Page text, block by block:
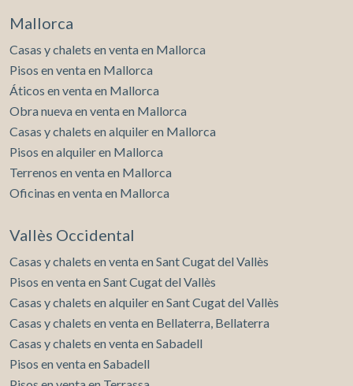
Mallorca
Casas y chalets en venta en Mallorca
Pisos en venta en Mallorca
Áticos en venta en Mallorca
Obra nueva en venta en Mallorca
Casas y chalets en alquiler en Mallorca
Pisos en alquiler en Mallorca
Terrenos en venta en Mallorca
Oficinas en venta en Mallorca
Vallès Occidental
Casas y chalets en venta en Sant Cugat del Vallès
Pisos en venta en Sant Cugat del Vallès
Casas y chalets en alquiler en Sant Cugat del Vallès
Casas y chalets en venta en Bellaterra, Bellaterra
Casas y chalets en venta en Sabadell
Pisos en venta en Sabadell